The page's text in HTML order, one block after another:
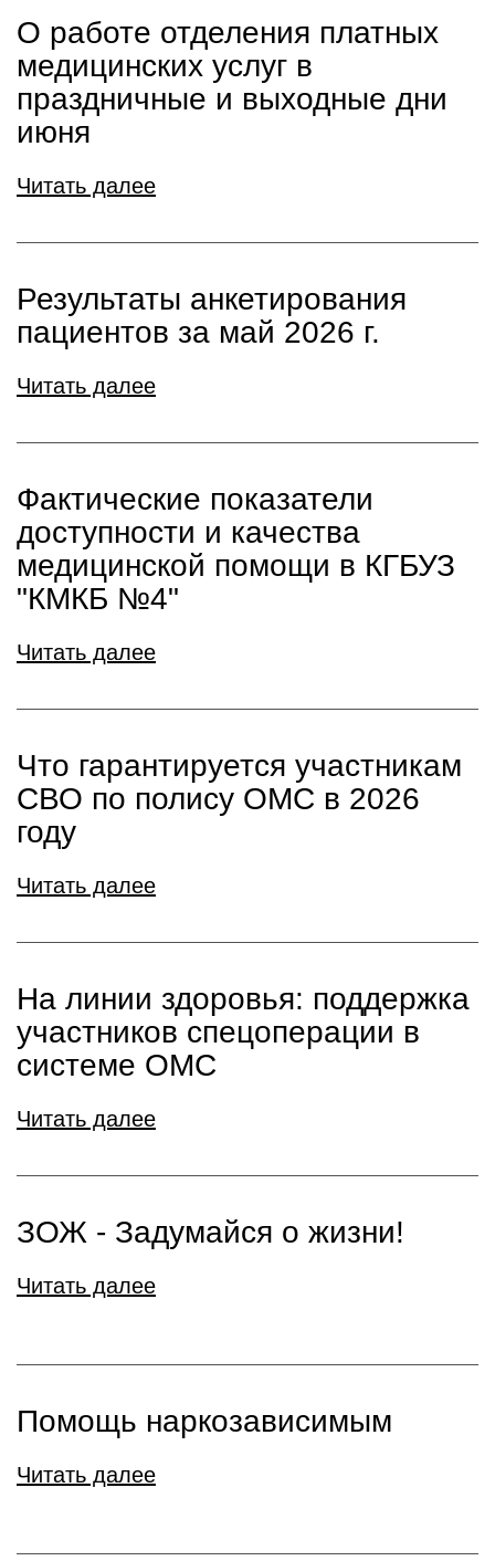
О работе отделения платных
медицинских услуг в
праздничные и выходные дни
июня
Читать далее
Результаты анкетирования
пациентов за май 2026 г.
Читать далее
Фактические показатели
доступности и качества
медицинской помощи в КГБУЗ
"КМКБ №4"
Читать далее
Что гарантируется участникам
СВО по полису ОМС в 2026
году
Читать далее
На линии здоровья: поддержка
участников спецоперации в
системе ОМС
Читать далее
ЗОЖ - Задумайся о жизни!
Читать далее
Помощь наркозависимым
Читать далее